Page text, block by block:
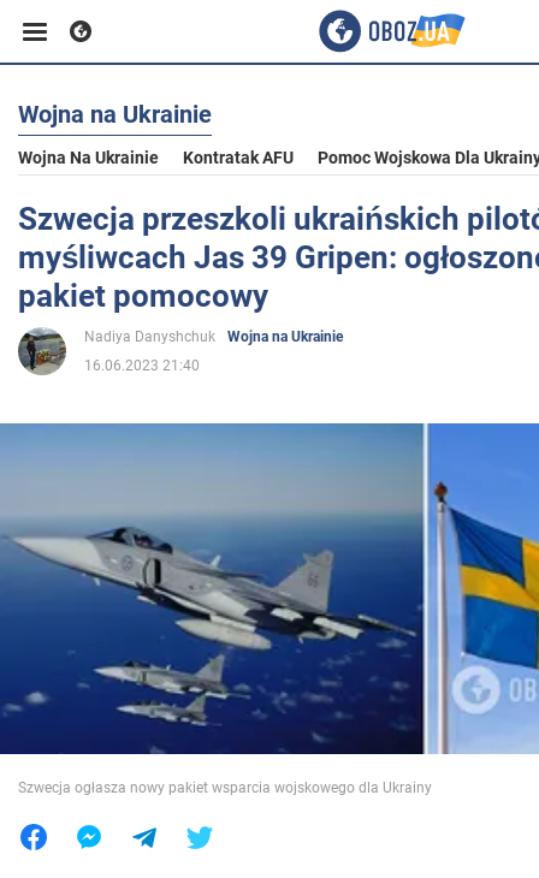
Biznes
Sport
Rozrywka
Życie
Społeczeństwo
Wojna na Ukrainie
Jedzenie
Wojna na Ukrainie
Wojna Na Ukrainie Kontratak AFU Pomoc Wojskowa Dla
Szwecja przeszkoli ukraińskich
myśliwcach Jas 39 Gripen:
pakiet pomocowy
Nadiya Danyshchuk
Wojna na Ukrainie
16.06.2023 21:40
Szwecja ogłasza nowy pakiet wsparcia wojskowego dla Ukrainy